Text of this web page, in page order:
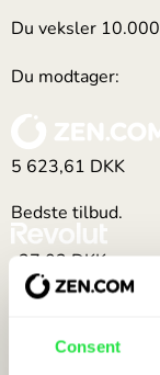
Consent
Du veksler 10.000
Du modtager:
5 623,61 DKK
Bedste tilbud.
-27,03DKK
(5 596,58 DKK)
-32,65DKK